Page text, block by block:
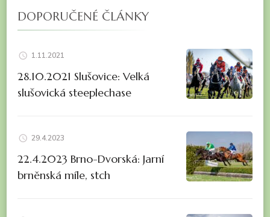
DOPORUČENÉ ČLÁNKY
1.11.2021
28.10.2021 Slušovice: Velká
slušovická steeplechase
29.4.2023
22.4.2023 Brno-Dvorská: Jarní
brněnská míle, stch